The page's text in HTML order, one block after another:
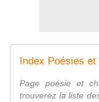
Index Poésies
Page poésie et
trouverez la liste